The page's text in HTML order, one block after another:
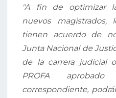
"A fin de optimizar
nuevos magistrados,
tienen acuerdo de
Junta Nacional de
de la carrera judicial
PROFA
correspondiente,